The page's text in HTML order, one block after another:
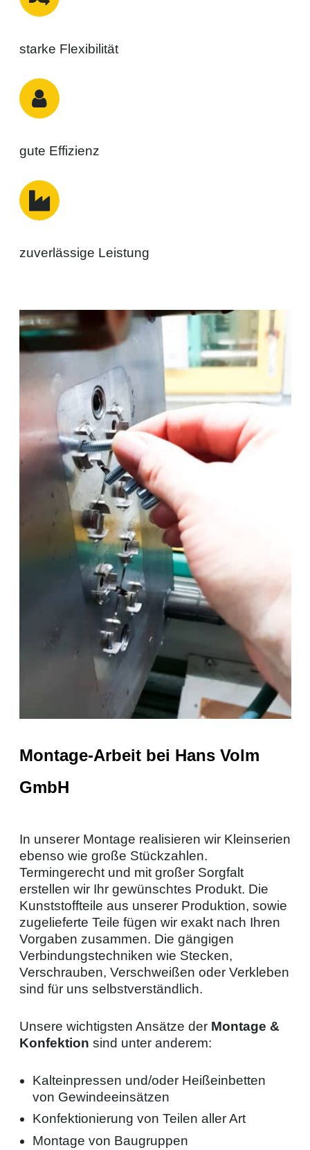
starke Flexibilität
gute Effizienz
zuverlässige Leistung
Montage-Arbeit bei Hans Volm
GmbH
In unserer Montage realisieren wir Kleinserien
ebenso wie große Stückzahlen.
Termingerecht und mit großer Sorgfalt
erstellen wir Ihr gewünschtes Produkt. Die
Kunststoffteile aus unserer Produktion, sowie
zugelieferte Teile fügen wir exakt nach Ihren
Vorgaben zusammen. Die gängigen
Verbindungstechniken wie Stecken,
Verschrauben, Verschweißen oder Verkleben
sind für uns selbstverständlich.
Unsere wichtigsten Ansätze der Montage &
Konfektion sind unter anderem:
Kalteinpressen und/oder Heißeinbetten
von Gewindeeinsätzen
Konfektionierung von Teilen aller Art
Montage von Baugruppen